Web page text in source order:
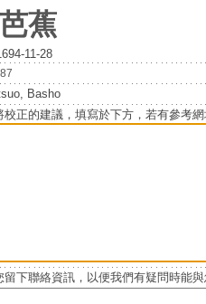
蕉
11-28
Basho
校正的建議，填寫於下方，若有參考
留下聯絡資訊，以便我們有疑問時能